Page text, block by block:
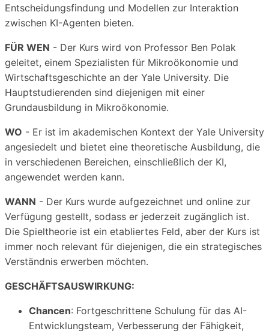
Entscheidungsfindung und Modellen zur Interaktion
zwischen KI-Agenten bieten.
FÜR WEN - Der Kurs wird von Professor Ben Polak
geleitet, einem Spezialisten für Mikroökonomie und
Wirtschaftsgeschichte an der Yale University. Die
Hauptstudierenden sind diejenigen mit einer
Grundausbildung in Mikroökonomie.
WO - Er ist im akademischen Kontext der Yale University
angesiedelt und bietet eine theoretische Ausbildung, die
in verschiedenen Bereichen, einschließlich der KI,
angewendet werden kann.
WANN - Der Kurs wurde aufgezeichnet und online zur
Verfügung gestellt, sodass er jederzeit zugänglich ist.
Die Spieltheorie ist ein etabliertes Feld, aber der Kurs ist
immer noch relevant für diejenigen, die ein strategisches
Verständnis erwerben möchten.
GESCHÄFTSAUSWIRKUNG:
Chancen: Fortgeschrittene Schulung für das AI-
Entwicklungsteam, Verbesserung der Fähigkeit,